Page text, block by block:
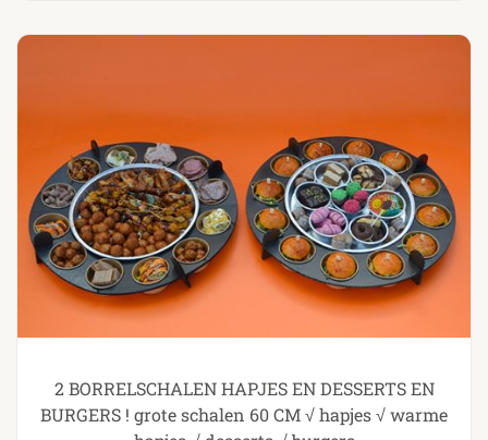
2 BORRELSCHALEN HAPJES EN DESSERTS EN
BURGERS ! grote schalen 60 CM √ hapjes √ warme